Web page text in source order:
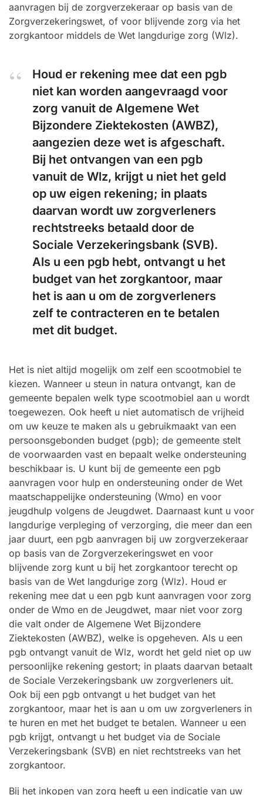
aanvragen bij de zorgverzekeraar op basis van de
Zorgverzekeringswet, of voor blijvende zorg via het
zorgkantoor middels de Wet langdurige zorg (Wlz).
Houd er rekening mee dat een pgb
niet kan worden aangevraagd voor
zorg vanuit de Algemene Wet
Bijzondere Ziektekosten (AWBZ),
aangezien deze wet is afgeschaft.
Bij het ontvangen van een pgb
vanuit de Wlz, krijgt u niet het geld
op uw eigen rekening; in plaats
daarvan wordt uw zorgverleners
rechtstreeks betaald door de
Sociale Verzekeringsbank (SVB).
Als u een pgb hebt, ontvangt u het
budget van het zorgkantoor, maar
het is aan u om de zorgverleners
zelf te contracteren en te betalen
met dit budget.
Het is niet altijd mogelijk om zelf een scootmobiel te
kiezen. Wanneer u steun in natura ontvangt, kan de
gemeente bepalen welk type scootmobiel aan u wordt
toegewezen. Ook heeft u niet automatisch de vrijheid
om uw keuze te maken als u gebruikmaakt van een
persoonsgebonden budget (pgb); de gemeente stelt
de voorwaarden vast en bepaalt welke ondersteuning
beschikbaar is. U kunt bij de gemeente een pgb
aanvragen voor hulp en ondersteuning onder de Wet
maatschappelijke ondersteuning (Wmo) en voor
jeugdhulp volgens de Jeugdwet. Daarnaast kunt u voor
langdurige verpleging of verzorging, die meer dan een
jaar duurt, een pgb aanvragen bij uw zorgverzekeraar
op basis van de Zorgverzekeringswet en voor
blijvende zorg kunt u bij het zorgkantoor terecht op
basis van de Wet langdurige zorg (Wlz). Houd er
rekening mee dat u een pgb kunt aanvragen voor zorg
onder de Wmo en de Jeugdwet, maar niet voor zorg
die valt onder de Algemene Wet Bijzondere
Ziektekosten (AWBZ), welke is opgeheven. Als u een
pgb ontvangt vanuit de Wlz, wordt het geld niet op uw
persoonlijke rekening gestort; in plaats daarvan betaalt
de Sociale Verzekeringsbank uw zorgverleners uit.
Ook bij een pgb ontvangt u het budget van het
zorgkantoor, maar het is aan u om uw zorgverleners in
te huren en met het budget te betalen. Wanneer u een
pgb krijgt, ontvangt u het budget via de Sociale
Verzekeringsbank (SVB) en niet rechtstreeks van het
zorgkantoor.
Bij het inkopen van zorg heeft u een indicatie van uw